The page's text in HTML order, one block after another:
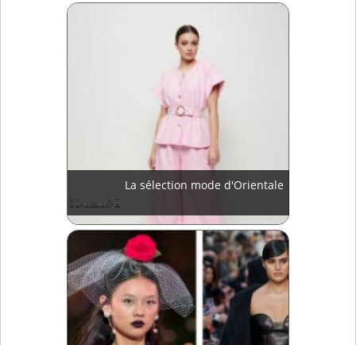
La sélection mode d'Orientale